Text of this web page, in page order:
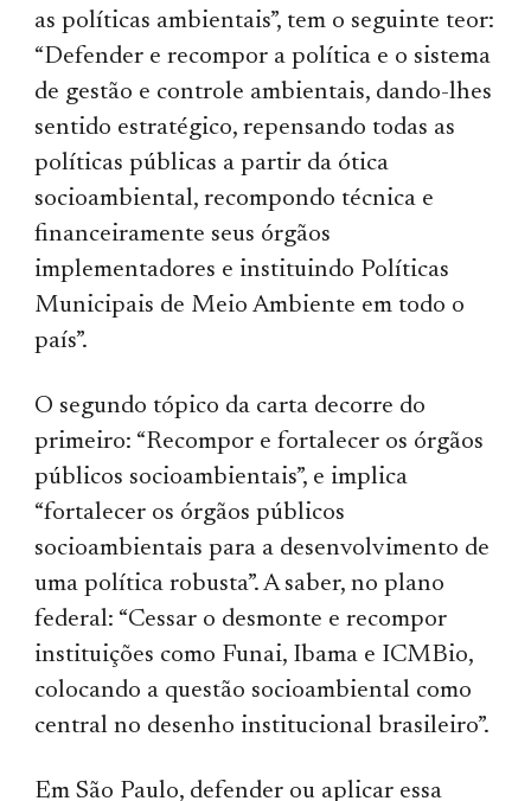
as políticas ambientais”, tem o seguinte teor:
“Defender e recompor a política e o sistema
de gestão e controle ambientais, dando-lhes
sentido estratégico, repensando todas as
políticas públicas a partir da ótica
socioambiental, recompondo técnica e
financeiramente seus órgãos
implementadores e instituindo Políticas
Municipais de Meio Ambiente em todo o
país”.
O segundo tópico da carta decorre do
primeiro: “Recompor e fortalecer os órgãos
públicos socioambientais”, e implica
“fortalecer os órgãos públicos
socioambientais para a desenvolvimento de
uma política robusta”. A saber, no plano
federal: “Cessar o desmonte e recompor
instituições como Funai, Ibama e ICMBio,
colocando a questão socioambiental como
central no desenho institucional brasileiro”.
Em São Paulo, defender ou aplicar essa